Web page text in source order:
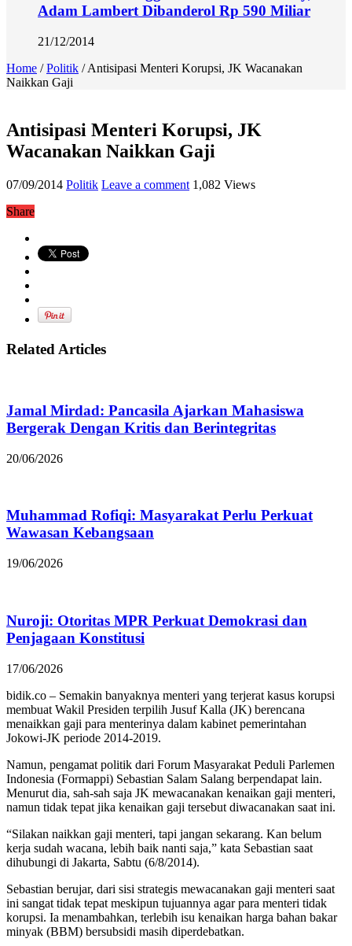
Adam Lambert Dibanderol Rp 590 Miliar
21/12/2014
Home / Politik / Antisipasi Menteri Korupsi, JK Wacanakan
Naikkan Gaji
Antisipasi Menteri Korupsi, JK
Wacanakan Naikkan Gaji
07/09/2014 Politik Leave a comment 1,082 Views
Share
Related Articles
Jamal Mirdad: Pancasila Ajarkan Mahasiswa
Bergerak Dengan Kritis dan Berintegritas
20/06/2026
Muhammad Rofiqi: Masyarakat Perlu Perkuat
Wawasan Kebangsaan
19/06/2026
Nuroji: Otoritas MPR Perkuat Demokrasi dan
Penjagaan Konstitusi
17/06/2026
bidik.co – Semakin banyaknya menteri yang terjerat kasus korupsi
membuat Wakil Presiden terpilih Jusuf Kalla (JK) berencana
menaikkan gaji para menterinya dalam kabinet pemerintahan
Jokowi-JK periode 2014-2019.
Namun, pengamat politik dari Forum Masyarakat Peduli Parlemen
Indonesia (Formappi) Sebastian Salam Salang berpendapat lain.
Menurut dia, sah-sah saja JK mewacanakan kenaikan gaji menteri,
namun tidak tepat jika kenaikan gaji tersebut diwacanakan saat ini.
“Silakan naikkan gaji menteri, tapi jangan sekarang. Kan belum
kerja sudah wacana, lebih baik nanti saja,” kata Sebastian saat
dihubungi di Jakarta, Sabtu (6/8/2014).
Sebastian berujar, dari sisi strategis mewacanakan gaji menteri saat
ini sangat tidak tepat meskipun tujuannya agar para menteri tidak
korupsi. Ia menambahkan, terlebih isu kenaikan harga bahan bakar
minyak (BBM) bersubsidi masih diperdebatkan.